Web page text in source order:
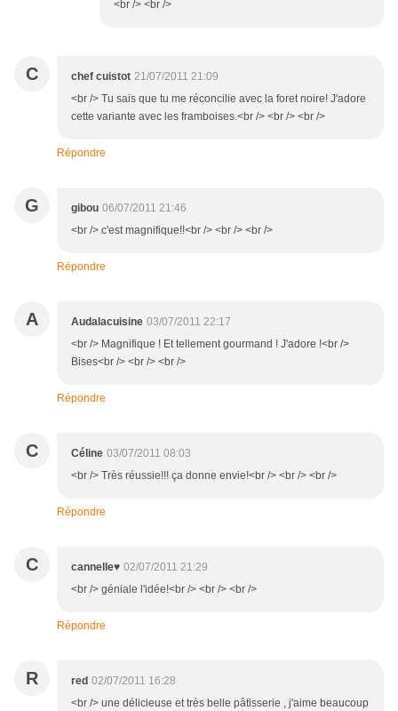
<br /> <br />
C chef cuistot 21/07/2011 21:09
<br /> Tu sais que tu me réconcilie avec la foret noire! J'adore
cette variante avec les framboises.<br /> <br /> <br />
Répondre
G gibou 06/07/2011 21:46
<br /> c'est magnifique!!<br /> <br /> <br />
Répondre
A Audalacuisine 03/07/2011 22:17
<br /> Magnifique ! Et tellement gourmand ! J'adore !<br />
Bises<br /> <br /> <br />
Répondre
C Céline 03/07/2011 08:03
<br /> Très réussie!!! ça donne envie!<br /> <br /> <br />
Répondre
C cannelle♥ 02/07/2011 21:29
<br /> géniale l'idée!<br /> <br /> <br />
Répondre
R red 02/07/2011 16:28
<br /> une délicieuse et très belle pâtisserie , j'aime beaucoup